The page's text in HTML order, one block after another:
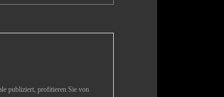
publiziert, profitieren Sie von